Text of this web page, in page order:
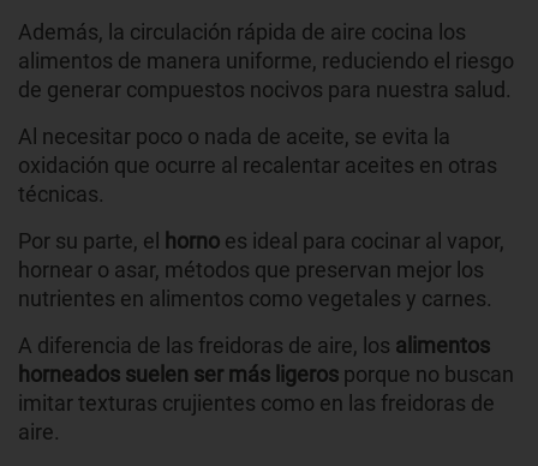
Además, la circulación rápida de aire cocina los
alimentos de manera uniforme, reduciendo el riesgo
de generar compuestos nocivos para nuestra salud.
Al necesitar poco o nada de aceite, se evita la
oxidación que ocurre al recalentar aceites en otras
técnicas.
Por su parte, el
horno es ideal para cocinar al vapor,
hornear o asar, métodos que preservan mejor los
nutrientes en alimentos como vegetales y carnes.
A diferencia de las freidoras de aire, los alimentos
horneados suelen ser más ligeros porque no buscan
imitar texturas crujientes como en las freidoras de
aire.